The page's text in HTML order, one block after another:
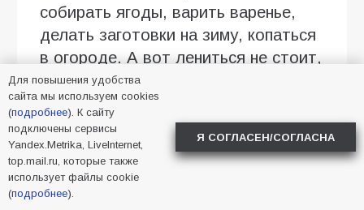
собирать ягоды, варить варенье,
делать заготовки на зиму, копаться
в огороде. А вот лениться не стоит,
иначе удача отвернется.
Хозяйкам не рекомендуется давать
пробу с первой банки варенья, даже
если очень хочется угостить
близких. В старину считали, что
тогда все труды пойдут насмарку —
Для повышения удобства
сайта мы используем cookies
(подробнее). К сайту
подключены сервисы
Yandex.Metrika, LiveInternet,
top.mail.ru, которые также
использует файлы cookie
(подробнее).
Я СОГЛАСЕН/СОГЛАСНА